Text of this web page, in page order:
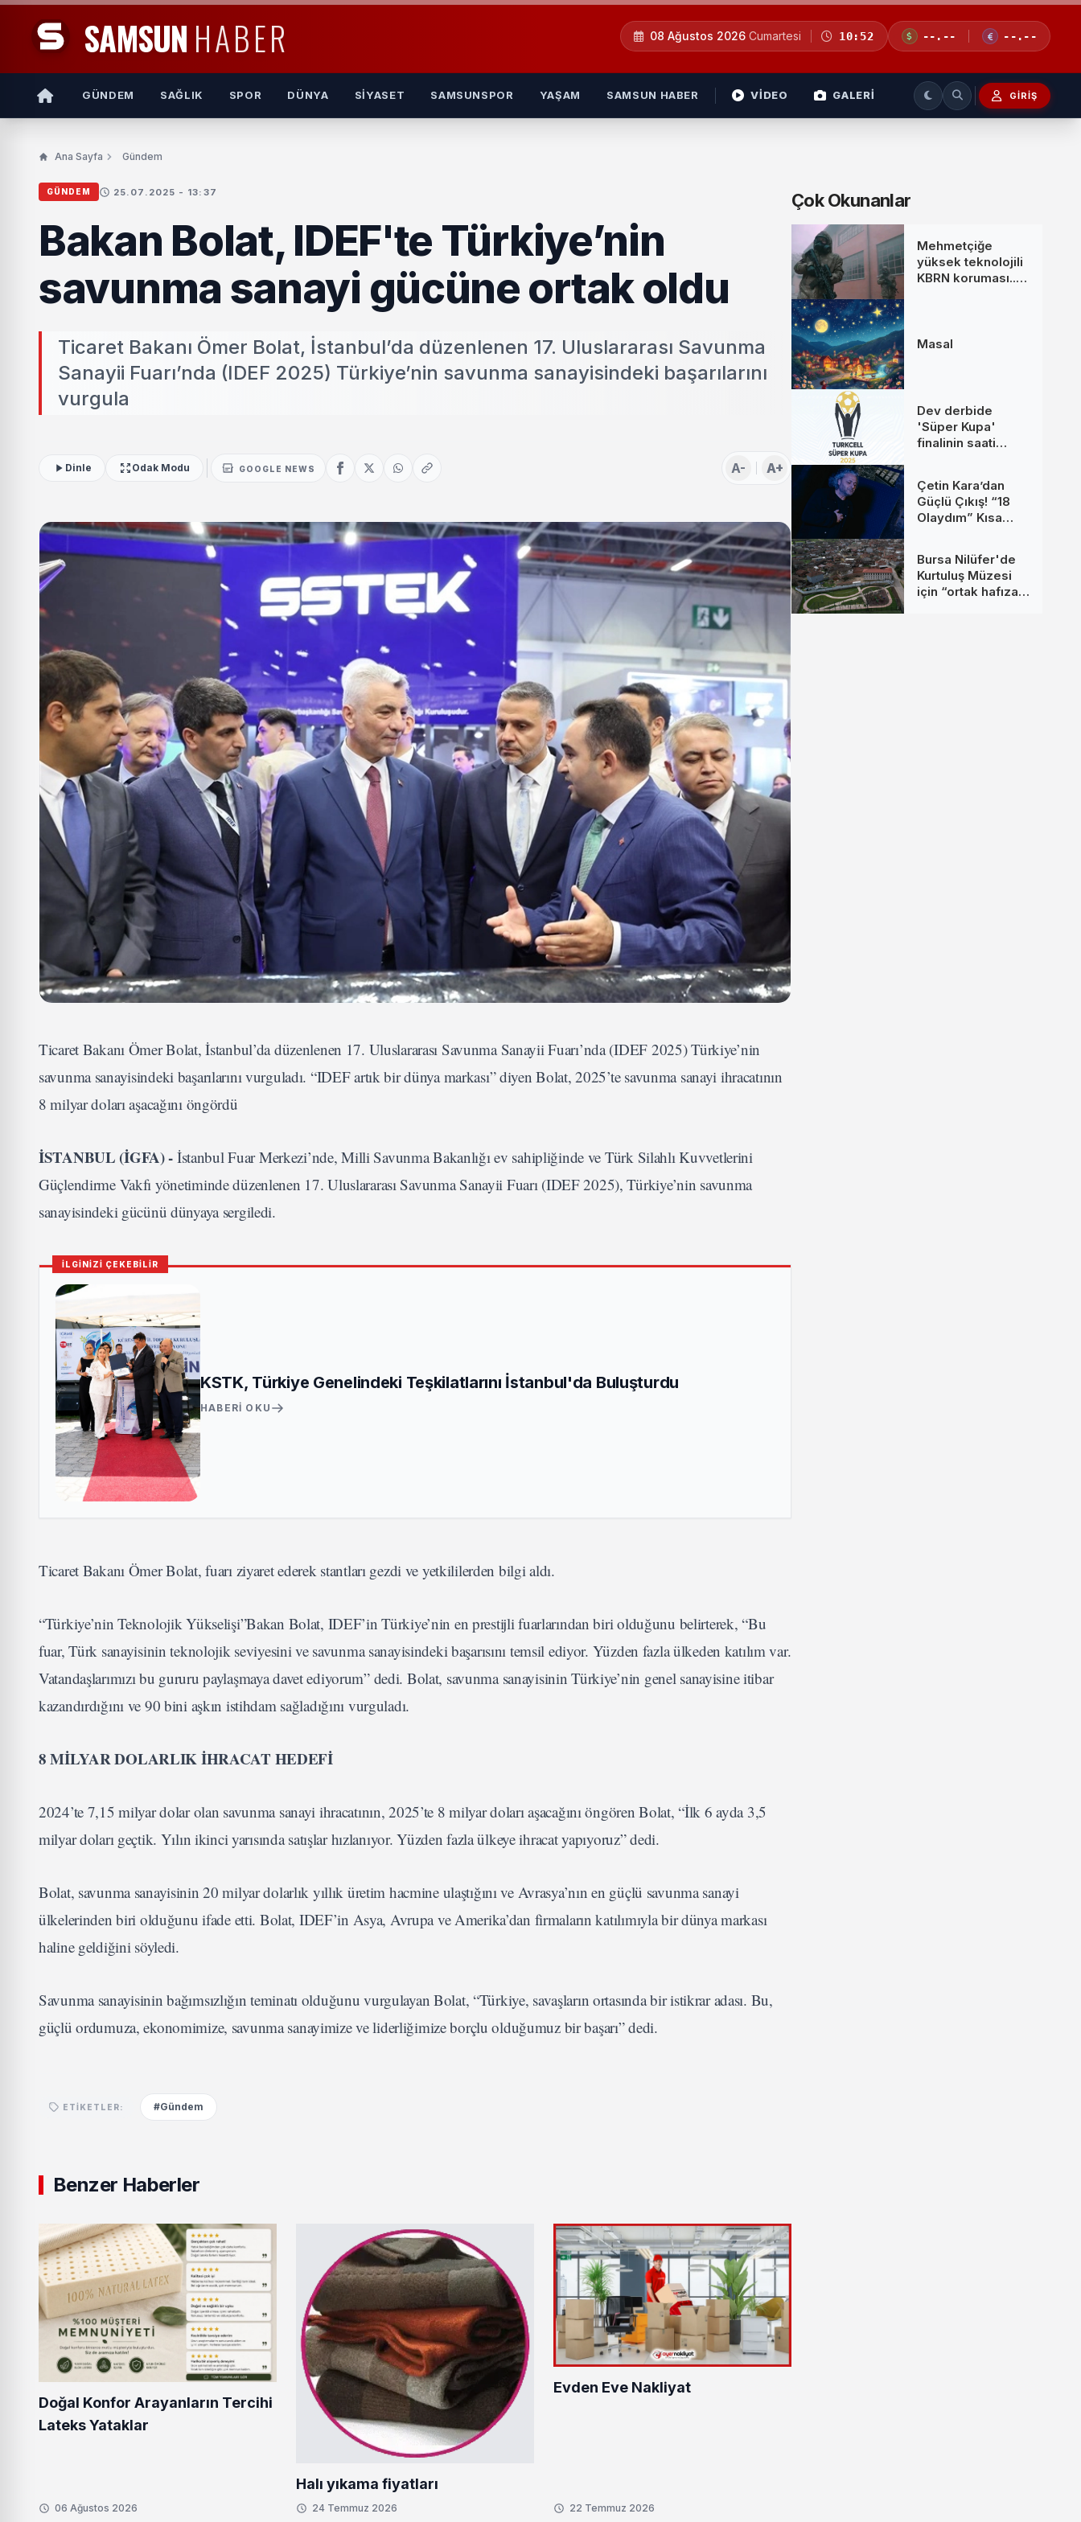
SAMSUN HABER 08 Ağustos 2026 Cumartesi 10:52 --.-- --.--
GÜNDEM SAĞLIK SPOR DÜNYA SIYASET SAMSUNSPOR YAŞAM SAMSUN HABER VİDEO GALERİ GIRIŞ
Ana Sayfa Gündem
GÜNDEM 25.07.2025 - 13:37
Bakan Bolat, IDEF'te Türkiye’nin
savunma sanayi gücüne ortak oldu
Ticaret Bakanı Ömer Bolat, İstanbul’da düzenlenen 17. Uluslararası Savunma
Sanayii Fuarı’nda (IDEF 2025) Türkiye’nin savunma sanayisindeki başarılarını
vurgula
Dinle Odak Modu GOOGLE NEWS A- A+
Ticaret Bakanı Ömer Bolat, İstanbul’da düzenlenen 17. Uluslararası Savunma Sanayii Fuarı’nda (IDEF 2025) Türkiye’nin
savunma sanayisindeki başarılarını vurguladı. “IDEF artık bir dünya markası” diyen Bolat, 2025’te savunma sanayi ihracatının
8 milyar doları aşacağını öngördü
İSTANBUL (İGFA) - İstanbul Fuar Merkezi’nde, Milli Savunma Bakanlığı ev sahipliğinde ve Türk Silahlı Kuvvetlerini
Güçlendirme Vakfı yönetiminde düzenlenen 17. Uluslararası Savunma Sanayii Fuarı (IDEF 2025), Türkiye’nin savunma
sanayisindeki gücünü dünyaya sergiledi.
İLGİNİZİ ÇEKEBİLİR
KSTK, Türkiye Genelindeki Teşkilatlarını İstanbul'da Buluşturdu
HABERI OKU
Ticaret Bakanı Ömer Bolat, fuarı ziyaret ederek stantları gezdi ve yetkililerden bilgi aldı.
“Türkiye’nin Teknolojik Yükselişi”Bakan Bolat, IDEF’in Türkiye’nin en prestijli fuarlarından biri olduğunu belirterek, “Bu
fuar, Türk sanayisinin teknolojik seviyesini ve savunma sanayisindeki başarısını temsil ediyor. Yüzden fazla ülkeden katılım var.
Vatandaşlarımızı bu gururu paylaşmaya davet ediyorum” dedi. Bolat, savunma sanayisinin Türkiye’nin genel sanayisine itibar
kazandırdığını ve 90 bini aşkın istihdam sağladığını vurguladı.
8 MİLYAR DOLARLIK İHRACAT HEDEFİ
2024’te 7,15 milyar dolar olan savunma sanayi ihracatının, 2025’te 8 milyar doları aşacağını öngören Bolat, “İlk 6 ayda 3,5
milyar doları geçtik. Yılın ikinci yarısında satışlar hızlanıyor. Yüzden fazla ülkeye ihracat yapıyoruz” dedi.
Bolat, savunma sanayisinin 20 milyar dolarlık yıllık üretim hacmine ulaştığını ve Avrasya’nın en güçlü savunma sanayi
ülkelerinden biri olduğunu ifade etti. Bolat, IDEF’in Asya, Avrupa ve Amerika’dan firmaların katılımıyla bir dünya markası
haline geldiğini söyledi.
Savunma sanayisinin bağımsızlığın teminatı olduğunu vurgulayan Bolat, “Türkiye, savaşların ortasında bir istikrar adası. Bu,
güçlü ordumuza, ekonomimize, savunma sanayimize ve liderliğimize borçlu olduğumuz bir başarı” dedi.
ETIKETLER: #Gündem
Benzer Haberler
Doğal Konfor Arayanların Tercihi
Lateks Yataklar
06 Ağustos 2026
Halı yıkama fiyatları
24 Temmuz 2026
Evden Eve Nakliyat
22 Temmuz 2026
Çok Okunanlar
Mehmetçiğe
yüksek teknolojili
KBRN koruması...
Masal
Dev derbide
'Süper Kupa'
finalinin saati
Çetin Kara’dan
Güçlü Çıkış! “18
Olaydım” Kısa
Ulaştı
Bursa Nilüfer'de
Kurtuluş Müzesi
için “ortak hafıza”